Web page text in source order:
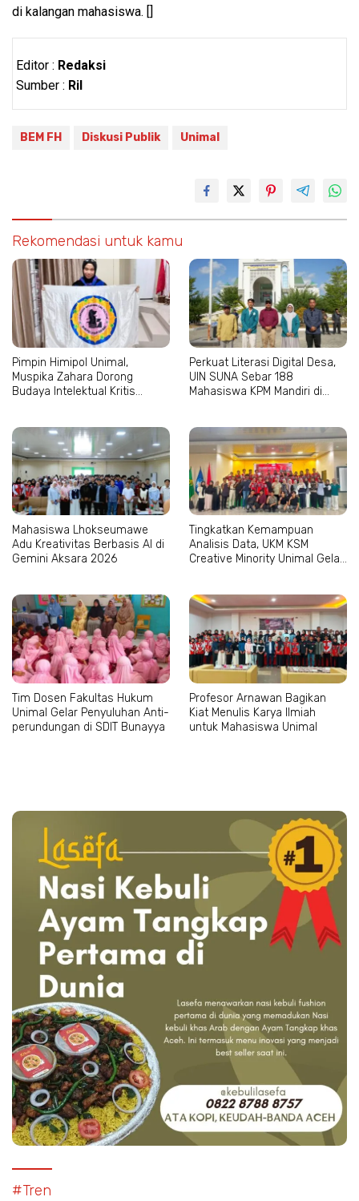
di kalangan mahasiswa. []
Editor : Redaksi
Sumber : Ril
BEM FH Diskusi Publik Unimal
Rekomendasi untuk kamu
Pimpin Himipol Unimal,
Muspika Zahara Dorong
Budaya Intelektual Kritis
Perkuat Literasi Digital Desa,
UIN SUNA Sebar 188
Mahasiswa KPM Mandiri di
Mahasiswa Lhokseumawe
Adu Kreativitas Berbasis AI di
Gemini Aksara 2026
Tingkatkan Kemampuan
Analisis Data, UKM KSM
Creative Minority Unimal Gelar
Tim Dosen Fakultas Hukum
Unimal Gelar Penyuluhan Anti-
perundungan di SDIT Bunayya
Profesor Arnawan Bagikan
Kiat Menulis Karya Ilmiah
untuk Mahasiswa Unimal
#Tren